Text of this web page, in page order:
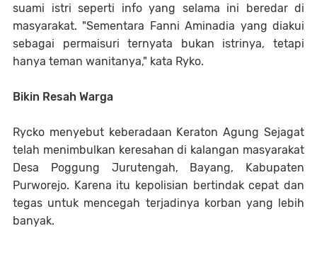
suami istri seperti info yang selama ini beredar di
masyarakat. "Sementara Fanni Aminadia yang diakui
sebagai permaisuri ternyata bukan istrinya, tetapi
hanya teman wanitanya," kata Ryko.
Bikin Resah Warga
Rycko menyebut keberadaan Keraton Agung Sejagat
telah menimbulkan keresahan di kalangan masyarakat
Desa Poggung Jurutengah, Bayang, Kabupaten
Purworejo. Karena itu kepolisian bertindak cepat dan
tegas untuk mencegah terjadinya korban yang lebih
banyak.